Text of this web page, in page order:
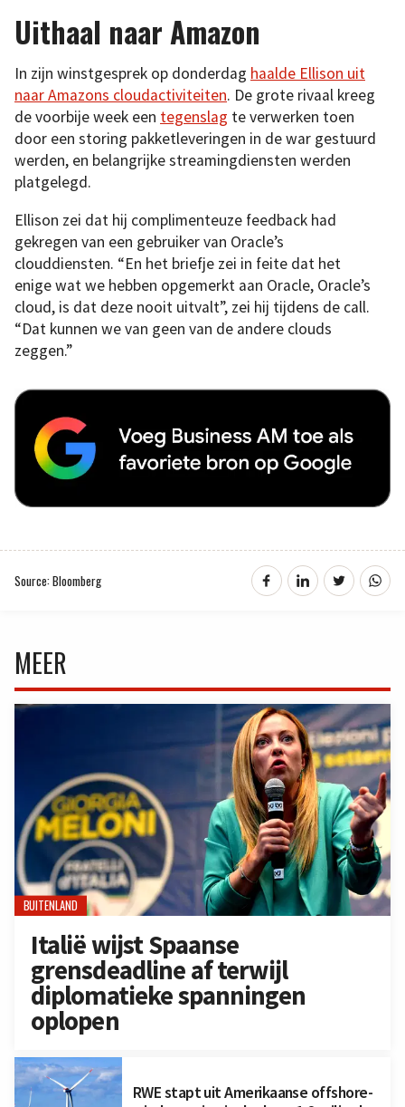
Uithaal naar Amazon
In zijn winstgesprek op donderdag haalde Ellison uit
naar Amazons cloudactiviteiten. De grote rivaal kreeg
de voorbije week een tegenslag te verwerken toen
door een storing pakketleveringen in de war gestuurd
werden, en belangrijke streamingdiensten werden
platgelegd.
Ellison zei dat hij complimenteuze feedback had
gekregen van een gebruiker van Oracle’s
clouddiensten. “En het briefje zei in feite dat het
enige wat we hebben opgemerkt aan Oracle, Oracle’s
cloud, is dat deze nooit uitvalt”, zei hij tijdens de call.
“Dat kunnen we van geen van de andere clouds
zeggen.”
Source: Bloomberg
MEER
BUITENLAND
Italië wijst Spaanse
grensdeadline af terwijl
diplomatieke spanningen
oplopen
RWE stapt uit Amerikaanse offshore-